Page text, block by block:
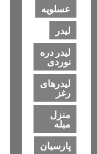
عسلویه
لیدر
لیدر دره
نوردی
لیدرهای
رغز
منزل
مبله
پارسیان